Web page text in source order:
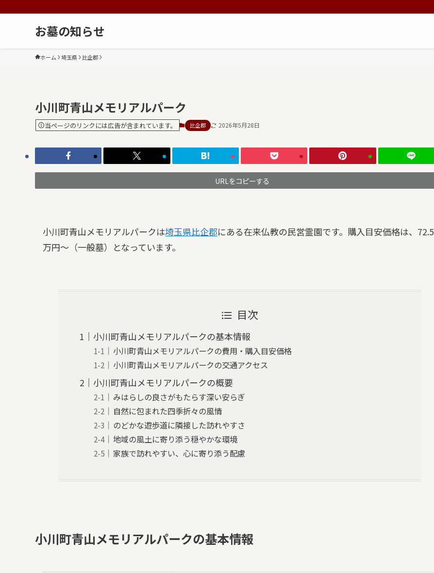
お墓の知らせ
ホーム 埼玉県 比企郡
小川町青山メモリアルパーク
当ページのリンクには広告が含まれています。 比企郡 2026年5月28日
URLをコピーする
小川町青山メモリアルパークは埼玉県比企郡にある在来仏教の民営霊園です。購入目安価格は、72.5
万円～（一般墓）となっています。
目次
小川町青山メモリアルパークの基本情報
小川町青山メモリアルパークの費用・購入目安価格
小川町青山メモリアルパークの交通アクセス
小川町青山メモリアルパークの概要
みはらしの良さがもたらす深い安らぎ
自然に包まれた四季折々の風情
のどかな遊歩道に隣接した訪れやすさ
地域の風土に寄り添う穏やかな環境
家族で訪れやすい、心に寄り添う配慮
小川町青山メモリアルパークの基本情報